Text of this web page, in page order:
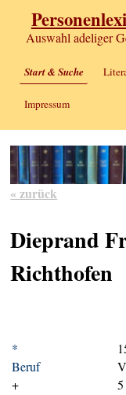
Auswahl adeliger
Start & Suche
Impressum
« zurück
Dieprand
Richthofen
*
Beruf
+